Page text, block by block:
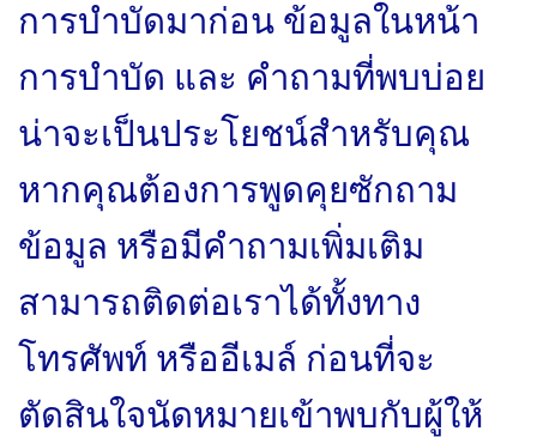
การบำบัดมาก่อน ข้อมูลในหน้า
การบำบัด และ คำถามที่พบบ่อย
น่าจะเป็นประโยชน์สำหรับคุณ
หากคุณต้องการพูดคุยซักถาม
ข้อมูล หรือมีคำถามเพิ่มเติม
สามารถติดต่อเราได้ทั้งทาง
โทรศัพท์ หรืออีเมล์ ก่อนที่จะ
ตัดสินใจนัดหมายเข้าพบกับผู้ให้